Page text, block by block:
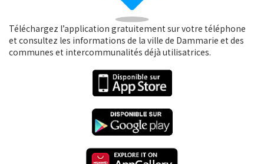
Téléchargez l’application gratuitement sur votre téléphone
et consultez les informations de la ville de Dammarie et des
communes et intercommunalités déjà utilisatrices.